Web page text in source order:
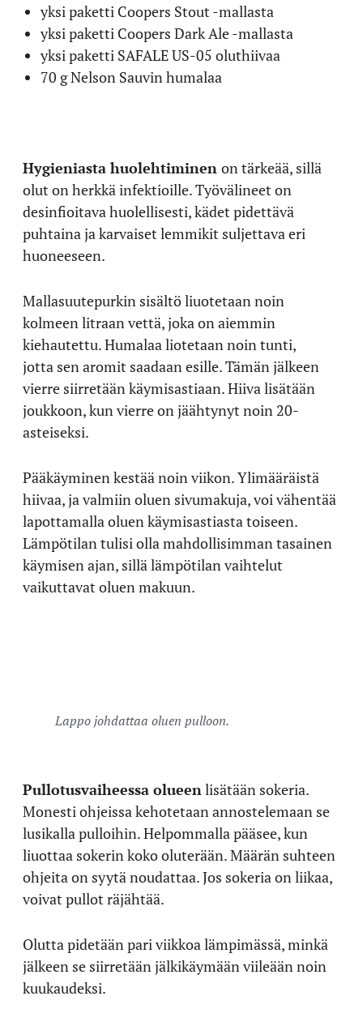
yksi paketti Coopers Stout -mallasta
yksi paketti Coopers Dark Ale -mallasta
yksi paketti SAFALE US-05 oluthiivaa
70 g Nelson Sauvin humalaa
Hygieniasta huolehtiminen on tärkeää, sillä
olut on herkkä infektioille. Työvälineet on
desinfioitava huolellisesti, kädet pidettävä
puhtaina ja karvaiset lemmikit suljettava eri
huoneeseen.
Mallasuutepurkin sisältö liuotetaan noin
kolmeen litraan vettä, joka on aiemmin
kiehautettu. Humalaa liotetaan noin tunti,
jotta sen aromit saadaan esille. Tämän jälkeen
vierre siirretään käymisastiaan. Hiiva lisätään
joukkoon, kun vierre on jäähtynyt noin 20-
asteiseksi.
Pääkäyminen kestää noin viikon. Ylimääräistä
hiivaa, ja valmiin oluen sivumakuja, voi vähentää
lapottamalla oluen käymisastiasta toiseen.
Lämpötilan tulisi olla mahdollisimman tasainen
käymisen ajan, sillä lämpötilan vaihtelut
vaikuttavat oluen makuun.
Lappo johdattaa oluen pulloon.
Pullotusvaiheessa olueen lisätään sokeria.
Monesti ohjeissa kehotetaan annostelemaan se
lusikalla pulloihin. Helpommalla pääsee, kun
liuottaa sokerin koko oluterään. Määrän suhteen
ohjeita on syytä noudattaa. Jos sokeria on liikaa,
voivat pullot räjähtää.
Olutta pidetään pari viikkoa lämpimässä, minkä
jälkeen se siirretään jälkikäymään viileään noin
kuukaudeksi.